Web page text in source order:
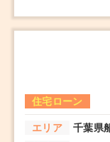
はつなぎを使う
ご説明の通り、
た物件の場合、
住宅ローン
エリア
千葉県